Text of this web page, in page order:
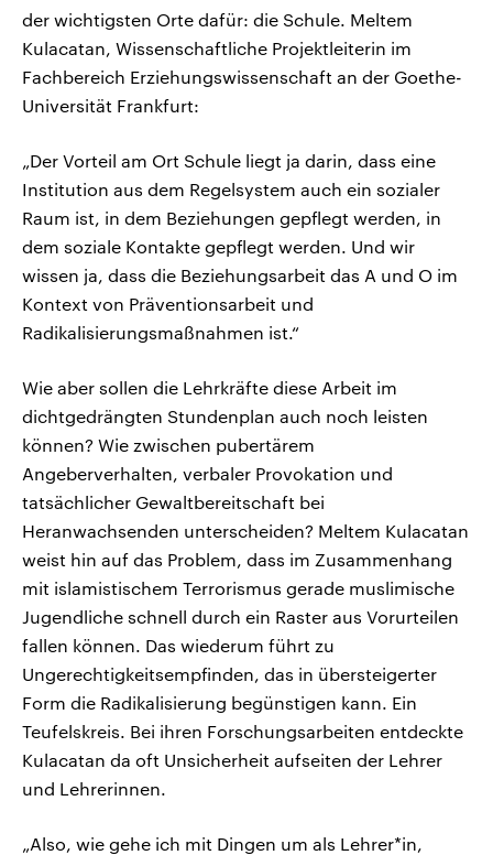
der wichtigsten Orte dafür: die Schule. Meltem
Kulacatan, Wissenschaftliche Projektleiterin im
Fachbereich Erziehungswissenschaft an der Goethe-
Universität Frankfurt:
„Der Vorteil am Ort Schule liegt ja darin, dass eine
Institution aus dem Regelsystem auch ein sozialer
Raum ist, in dem Beziehungen gepflegt werden, in
dem soziale Kontakte gepflegt werden. Und wir
wissen ja, dass die Beziehungsarbeit das A und O im
Kontext von Präventionsarbeit und
Radikalisierungsmaßnahmen ist.“
Wie aber sollen die Lehrkräfte diese Arbeit im
dichtgedrängten Stundenplan auch noch leisten
können? Wie zwischen pubertärem
Angeberverhalten, verbaler Provokation und
tatsächlicher Gewaltbereitschaft bei
Heranwachsenden unterscheiden? Meltem Kulacatan
weist hin auf das Problem, dass im Zusammenhang
mit islamistischem Terrorismus gerade muslimische
Jugendliche schnell durch ein Raster aus Vorurteilen
fallen können. Das wiederum führt zu
Ungerechtigkeitsempfinden, das in übersteigerter
Form die Radikalisierung begünstigen kann. Ein
Teufelskreis. Bei ihren Forschungsarbeiten entdeckte
Kulacatan da oft Unsicherheit aufseiten der Lehrer
und Lehrerinnen.
„Also, wie gehe ich mit Dingen um als Lehrer*in,